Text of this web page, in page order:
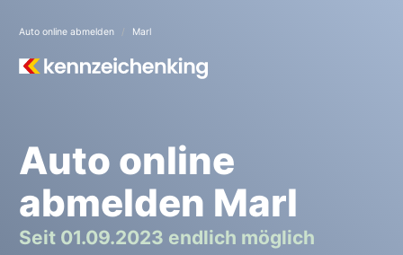
Auto online abmelden Marl
Auto online
abmelden Marl
Seit 01.09.2023 endlich möglich